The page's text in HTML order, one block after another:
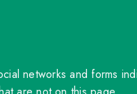
networks and forms